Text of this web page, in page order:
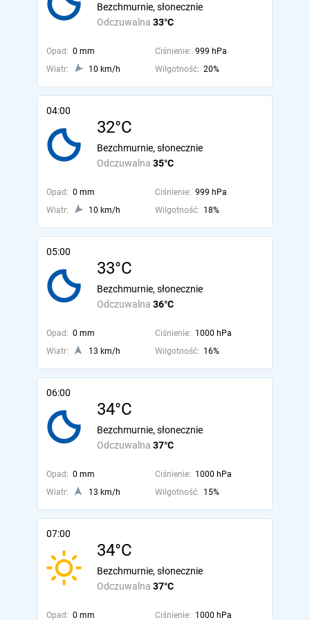
Odczuwalna 33°C
Bezchmurnie, słonecznie
Opad: 0 mm Ciśnienie: 999 hPa
Wiatr:
10 km/h Wilgotność: 20%
04:00
32°C
Odczuwalna 35°C
Bezchmurnie, słonecznie
Opad: 0 mm Ciśnienie: 999 hPa
Wiatr:
10 km/h Wilgotność: 18%
05:00
33°C
Odczuwalna 36°C
Bezchmurnie, słonecznie
Opad: 0 mm Ciśnienie: 1000 hPa
Wiatr:
13 km/h Wilgotność: 16%
06:00
34°C
Odczuwalna 37°C
Bezchmurnie, słonecznie
Opad: 0 mm Ciśnienie: 1000 hPa
Wiatr:
13 km/h Wilgotność: 15%
07:00
34°C
Odczuwalna 37°C
Bezchmurnie, słonecznie
Opad: 0 mm Ciśnienie: 1000 hPa